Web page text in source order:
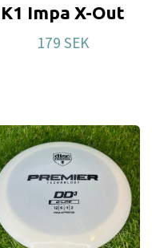
K1 Impa X-Out
179 SEK